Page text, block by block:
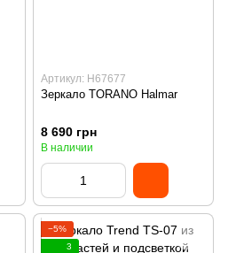
Артикул: H67677
Зеркало TORANO Halmar
8 690 грн
В наличии
−5%
3